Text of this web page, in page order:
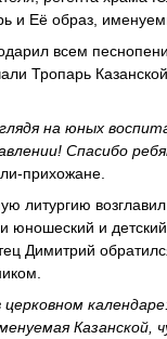
и Её образ,
всем
Тропарь
на юных
Спасибо
прихожане.
литургию
юношеский и
Димитрий
церковном
Казанской,